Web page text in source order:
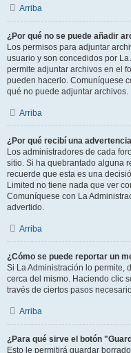
Arriba
¿Por qué no se puede añadir
Los permisos para adjuntar
usuario y son concedidos por
permite adjuntar archivos en el
pueden hacerlo. Comuníquese
qué no puede adjuntar archivos.
Arriba
¿Por qué recibí una
Los administradores de cada
sitio. Si ha quebrantado alguna
recuerde que esta es una
Limited no tiene nada que ver
Comuníquese con La
advertido.
Arriba
¿Cómo se puede reportar un
Si La Administración lo permite,
cerca del mismo. Haciendo clic
través de ciertos pasos
Arriba
¿Para qué sirve el botón
Esto le permitirá guardar